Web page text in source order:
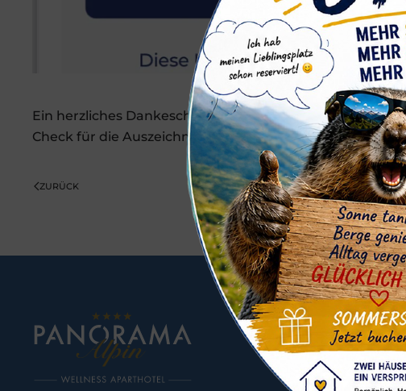
Ein herzliches Dankeschön an unsere fantastischen
Check für die Auszeichnung! Wir freuen uns schon sehr
ZURÜCK